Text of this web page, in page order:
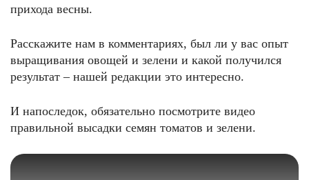
прихода весны.
Расскажите нам в комментариях, был ли у вас опыт
выращивания овощей и зелени и какой получился
результат – нашей редакции это интересно.
И напоследок, обязательно посмотрите видео
правильной высадки семян томатов и зелени.